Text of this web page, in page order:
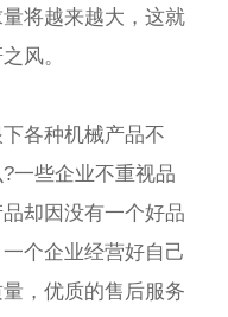
将越来越大，这就
风。
各种机械产品不
一些企业不重视品
却因没有一个好品
个企业经营好自己
，优质的售后服务